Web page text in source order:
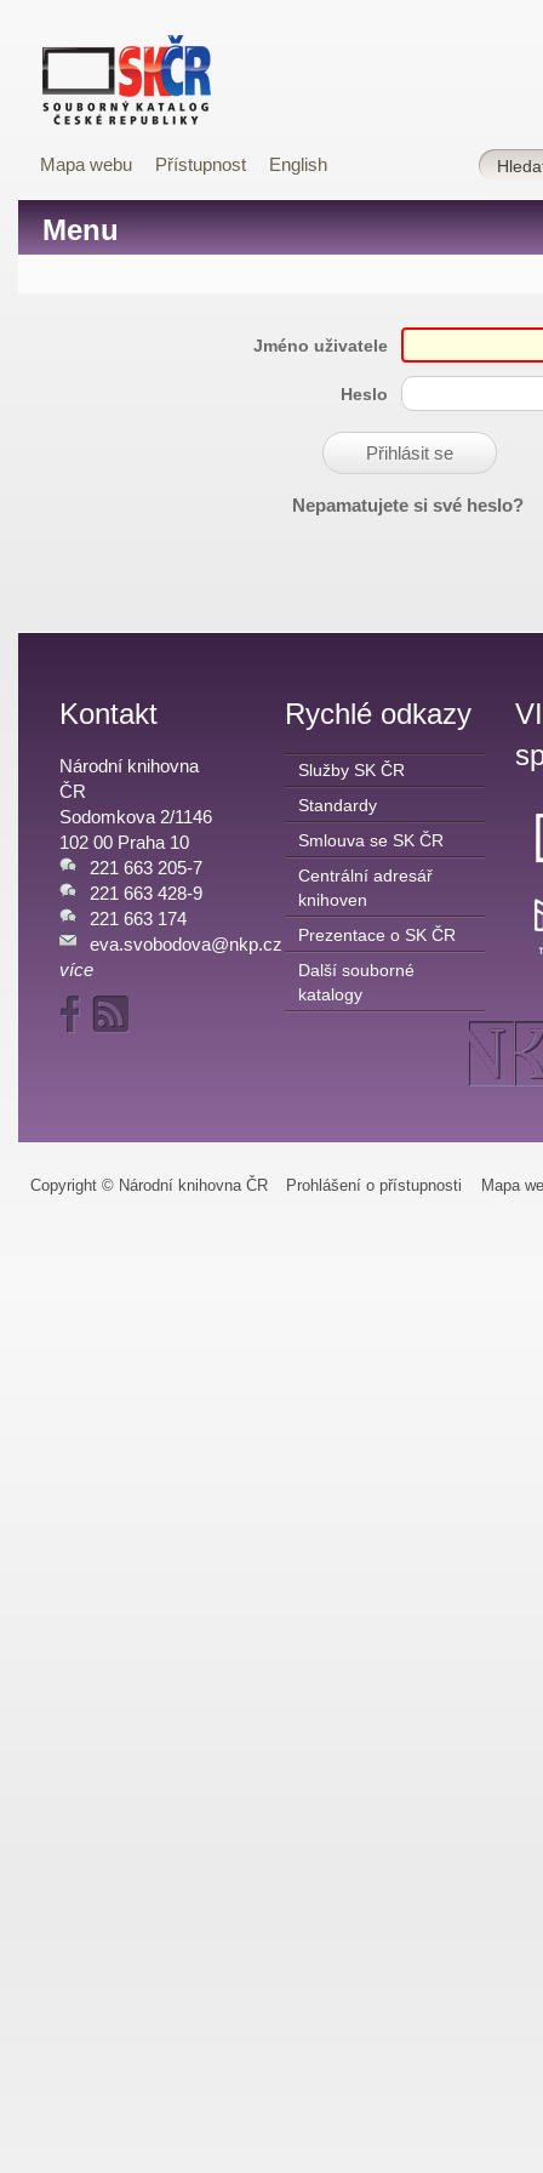
Mapa webu Přístupnost English
Menu
Jméno uživatele
Heslo
Nepamatujete si své heslo?
Kontakt
Národní knihovna
ČR
Sodomkova 2/1146
102 00 Praha 10
221 663 205-7
221 663 428-9
221 663 174
eva.svobodova@nkp.cz
více
Rychlé odkazy
Služby SK ČR
Standardy
Smlouva se SK ČR
Centrální adresář
knihoven
Prezentace o SK ČR
Další souborné
katalogy
Copyright © Národní knihovna ČR Prohlášení o přístupnosti Mapa